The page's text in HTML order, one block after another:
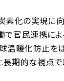
化の実現に向
働で官民連携に
温暖化防止を
期的な視点で